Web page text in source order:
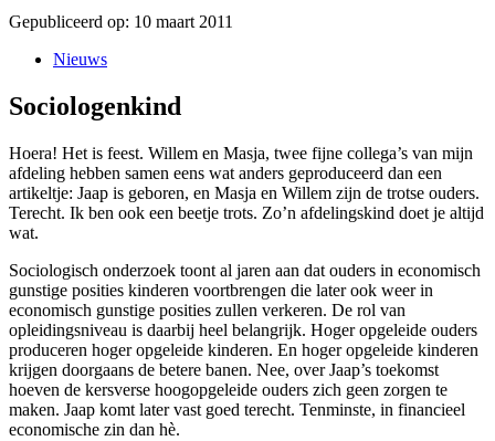
Gepubliceerd op: 10 maart 2011
Nieuws
Sociologenkind
Hoera! Het is feest. Willem en Masja, twee fijne collega’s van mijn
afdeling hebben samen eens wat anders geproduceerd dan een
artikeltje: Jaap is geboren, en Masja en Willem zijn de trotse ouders.
Terecht. Ik ben ook een beetje trots. Zo’n afdelingskind doet je altijd
wat.
Sociologisch onderzoek toont al jaren aan dat ouders in economisch
gunstige posities kinderen voortbrengen die later ook weer in
economisch gunstige posities zullen verkeren. De rol van
opleidingsniveau is daarbij heel belangrijk. Hoger opgeleide ouders
produceren hoger opgeleide kinderen. En hoger opgeleide kinderen
krijgen doorgaans de betere banen. Nee, over Jaap’s toekomst
hoeven de kersverse hoogopgeleide ouders zich geen zorgen te
maken. Jaap komt later vast goed terecht. Tenminste, in financieel
economische zin dan hè.